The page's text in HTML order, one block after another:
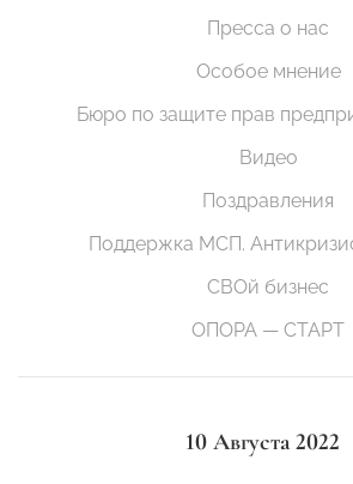
Пресса о нас
Особое мнение
Бюро по защите прав
Видео
Поздравления
Поддержка МСП.
СВОй бизнес
ОПОРА — СТАРТ
10 Августа 2022